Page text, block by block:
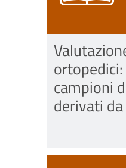
campioni
derivati